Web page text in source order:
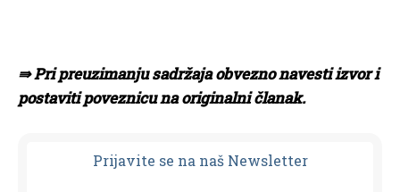
⇛ Pri preuzimanju sadržaja obvezno navesti izvor i
postaviti poveznicu na originalni članak.
Prijavite se na naš Newsletter